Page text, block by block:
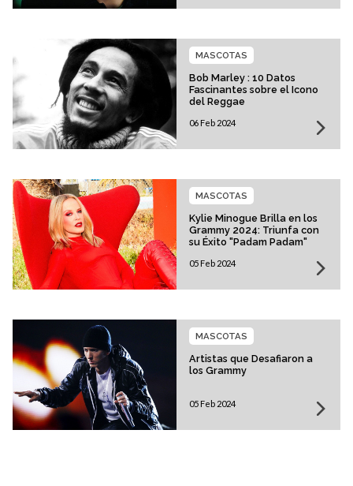
Bob Marley : 10 Datos
Fascinantes sobre el Icono
del Reggae
MASCOTAS
06 Feb 2024
Kylie Minogue Brilla en los
Grammy 2024: Triunfa con
su Éxito "Padam Padam"
MASCOTAS
05 Feb 2024
Artistas que Desafiaron a
los Grammy
MASCOTAS
05 Feb 2024